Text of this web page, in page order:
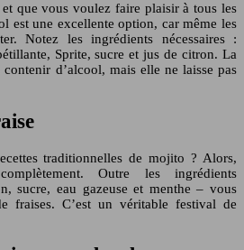
que vous voulez faire plaisir à tous les
est une excellente option, car même les
Notez les ingrédients nécessaires :
Sprite, sucre et jus de citron. La
d’alcool, mais elle ne laisse pas
traditionnelles de mojito ? Alors,
Outre les ingrédients
sucre, eau gazeuse et menthe – vous
fraises. C’est un véritable festival de